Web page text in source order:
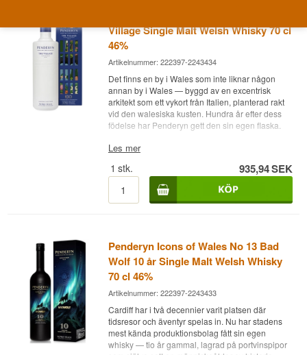
Village Single Malt Welsh Whisky 70 cl
46%
Artikelnummer: 222397-2243434
Det finns en by i Wales som inte liknar någon
annan by i Wales — byggd av en excentrisk
arkitekt som ett vykort från Italien, planterad rakt
vid den walesiska kusten. Hundra år efter dess
födelse har Penderyn gett den sin egen flaska.
Expertens beskrivning
Penderyn Icons of Wales No. 14 The Village är
en Single Malt Welsh Whisky med eftermognad
på Amarone-fat, buteljerad vid 46 procent.
Flaskan hyllar Portmeirion, den italieninspirerade
100-årsjubileum, avtäckt vid en provsmakning
som hölls i själva Portmeirion.
Amarone-faten, italiensk rödvin från regionen
Veneto, är en medveten blinkning till
Portmeirions egen italienska inspiration. Faten
ger whiskyn en sött fruktig, kryddig karaktär som
lägger sig ovanpå Penderyns rena, lätta
grunddestillat från Faraday-pannan.
Les mer
1 stk. 935,94SEK
Penderyn Icons of Wales No 13 Bad
Wolf 10 år Single Malt Welsh Whisky
70 cl 46%
Artikelnummer: 222397-2243433
Cardiff har i två decennier varit platsen där
tidsresor och äventyr spelas in. Nu har stadens
mest kända produktionsbolag fått sin egen
whisky — tio år gammal, lagrad på portvinspipor